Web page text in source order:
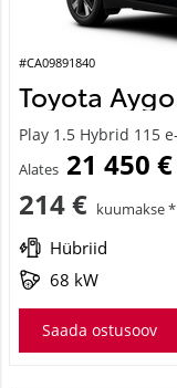
#CA09891840
Toyota
Play 1.5 Hybrid 115
Alates 21 450 €
214 € kuumakse *
Hübriid
68 kW
Saada ostusoov